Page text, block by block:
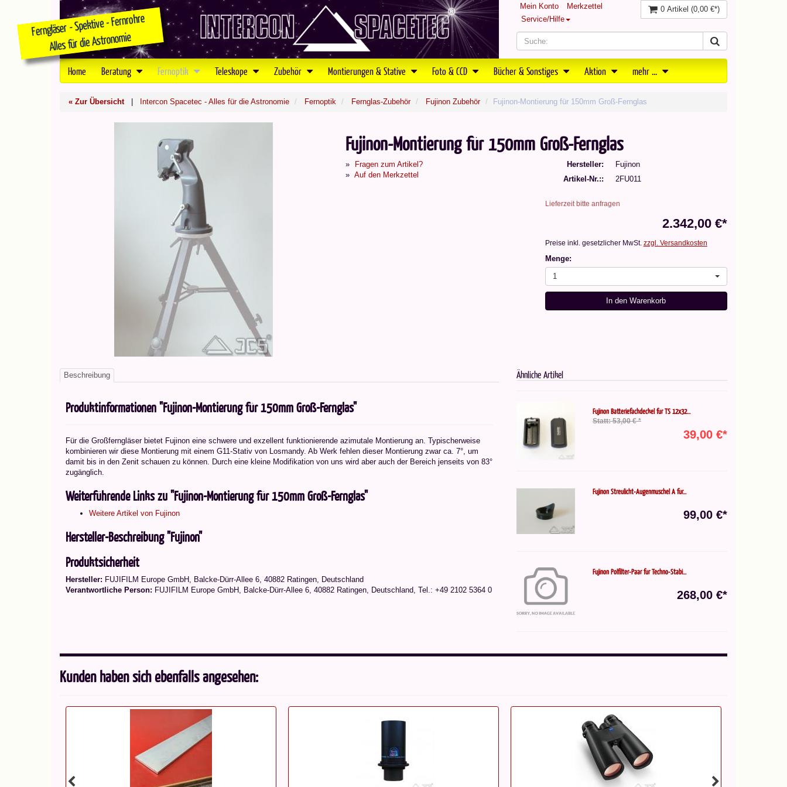
Mein Konto
Merkzettel
Service/Hilfe
0 Artikel (0,00 €*)
Home Beratung Fernoptik Teleskope Zubehör Montierungen & Stative Foto & CCD Bücher & Sonstiges Aktion mehr ...
« Zur Übersicht| Intercon Spacetec - Alles für die Astronomie Fernoptik Fernglas-Zubehör Fujinon Zubehör Fujinon-Montierung für 150mm Groß-Fernglas
Fujinon-Montierung für 150mm Groß-Fernglas
Fragen zum Artikel?
Auf den Merkzettel
Hersteller
Fujinon
Artikel-Nr.:
2FU011
Lieferzeit bitte anfragen
2.342,00 €*
Preise inkl. gesetzlicher MwSt. zzgl. Versandkosten
Menge:
1
In den Warenkorb
Beschreibung
Produktinformationen "Fujinon-Montierung für 150mm Groß-Fernglas"
Für die Großferngläser bietet Fujinon eine schwere und exzellent funktionierende azimutale Montierung an. Typischerweise
kombinieren wir diese Montierung mit einem G11-Stativ von Losmandy. Ab Werk fehlen dieser Montierung zwar ca. 7°, um
damit bis in den Zenit schauen zu können. Durch eine kleine Modifikation von uns wird aber auch der Bereich jenseits von 83°
zugänglich.
Weiterführende Links zu "Fujinon-Montierung für 150mm Groß-Fernglas"
Weitere Artikel von Fujinon
Hersteller-Beschreibung "Fujinon"
Produktsicherheit
Hersteller: FUJIFILM Europe GmbH, Balcke-Dürr-Allee 6, 40882 Ratingen, Deutschland
Verantwortliche Person: FUJIFILM Europe GmbH, Balcke-Dürr-Allee 6, 40882 Ratingen, Deutschland, Tel.: +49 2102 5364 0
Ähnliche Artikel
Fujinon Batteriefachdeckel für TS 12x32...
Statt: 53,00 € *
39,00 €*
Fujinon Streulicht-Augenmuschel A für...
99,00 €*
Fujinon Polfilter-Paar für Techno-Stabi...
268,00 €*
Kunden haben sich ebenfalls angesehen: